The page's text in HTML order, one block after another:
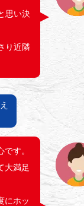
思い決
り近隣
す。
大満足
にホッ